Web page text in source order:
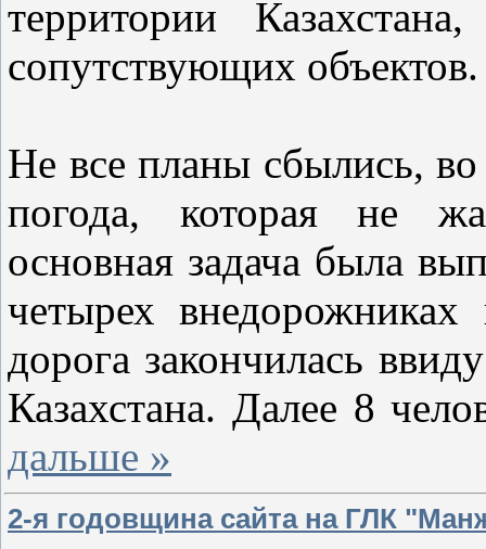
территории
сопутствующих объектов.
Не все планы сбылись,
погода, которая не
основная задача была
четырех
дорога закончилась
Казахстана. Далее 8
дальше »
2-я годовщина сайта на ГЛК